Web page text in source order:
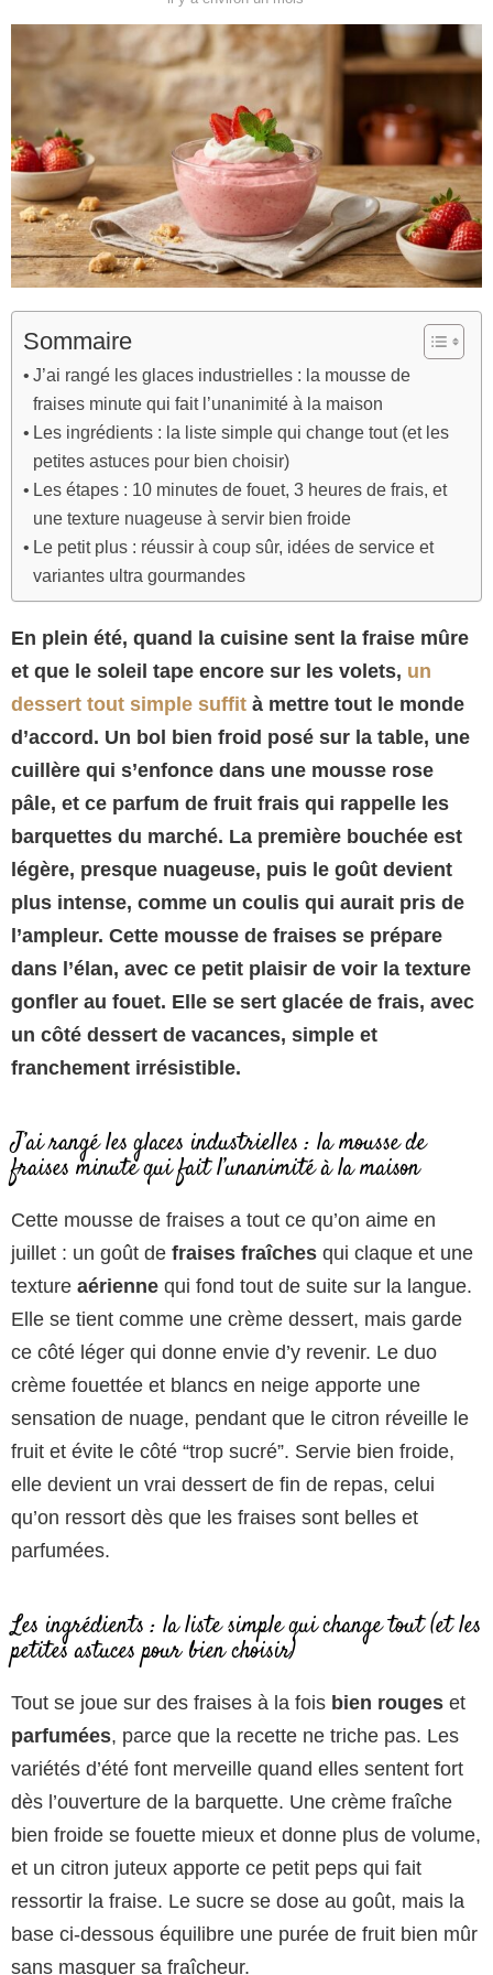
Sommaire
J’ai rangé les glaces industrielles : la mousse de
fraises minute qui fait l’unanimité à la maison
Les ingrédients : la liste simple qui change tout (et les
petites astuces pour bien choisir)
Les étapes : 10 minutes de fouet, 3 heures de frais, et
une texture nuageuse à servir bien froide
Le petit plus : réussir à coup sûr, idées de service et
variantes ultra gourmandes
En plein été, quand la cuisine sent la fraise mûre
et que le soleil tape encore sur les volets, un
dessert tout simple suffit à mettre tout le monde
d’accord. Un bol bien froid posé sur la table, une
cuillère qui s’enfonce dans une mousse rose
pâle, et ce parfum de fruit frais qui rappelle les
barquettes du marché. La première bouchée est
légère, presque nuageuse, puis le goût devient
plus intense, comme un coulis qui aurait pris de
l’ampleur. Cette mousse de fraises se prépare
dans l’élan, avec ce petit plaisir de voir la texture
gonfler au fouet. Elle se sert glacée de frais, avec
un côté dessert de vacances, simple et
franchement irrésistible.
J’ai rangé les glaces industrielles : la mousse de
fraises minute qui fait l’unanimité à la maison
Cette mousse de fraises a tout ce qu’on aime en
juillet : un goût de fraises fraîches qui claque et une
texture aérienne qui fond tout de suite sur la langue.
Elle se tient comme une crème dessert, mais garde
ce côté léger qui donne envie d’y revenir. Le duo
crème fouettée et blancs en neige apporte une
sensation de nuage, pendant que le citron réveille le
fruit et évite le côté “trop sucré”. Servie bien froide,
elle devient un vrai dessert de fin de repas, celui
qu’on ressort dès que les fraises sont belles et
parfumées.
Les ingrédients : la liste simple qui change tout (et les
petites astuces pour bien choisir)
Tout se joue sur des fraises à la fois bien rouges et
parfumées, parce que la recette ne triche pas. Les
variétés d’été font merveille quand elles sentent fort
dès l’ouverture de la barquette. Une crème fraîche
bien froide se fouette mieux et donne plus de volume,
et un citron juteux apporte ce petit peps qui fait
ressortir la fraise. Le sucre se dose au goût, mais la
base ci-dessous équilibre une purée de fruit bien mûr
sans masquer sa fraîcheur.